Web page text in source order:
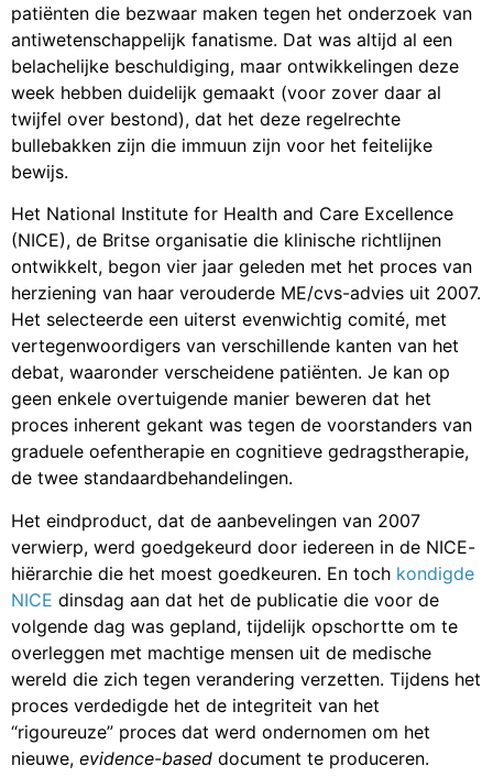
patiënten die bezwaar maken tegen het onderzoek van
antiwetenschappelijk fanatisme. Dat was altijd al een
belachelijke beschuldiging, maar ontwikkelingen deze
week hebben duidelijk gemaakt (voor zover daar al
twijfel over bestond), dat het deze regelrechte
bullebakken zijn die immuun zijn voor het feitelijke
bewijs.
Het National Institute for Health and Care Excellence
(NICE), de Britse organisatie die klinische richtlijnen
ontwikkelt, begon vier jaar geleden met het proces van
herziening van haar verouderde ME/cvs-advies uit 2007.
Het selecteerde een uiterst evenwichtig comité, met
vertegenwoordigers van verschillende kanten van het
debat, waaronder verscheidene patiënten. Je kan op
geen enkele overtuigende manier beweren dat het
proces inherent gekant was tegen de voorstanders van
graduele oefentherapie en cognitieve gedragstherapie,
de twee standaardbehandelingen.
Het eindproduct, dat de aanbevelingen van 2007
verwierp, werd goedgekeurd door iedereen in de NICE-
hiërarchie die het moest goedkeuren. En toch kondigde
NICE dinsdag aan dat het de publicatie die voor de
volgende dag was gepland, tijdelijk opschortte om te
overleggen met machtige mensen uit de medische
wereld die zich tegen verandering verzetten. Tijdens het
proces verdedigde het de integriteit van het
“rigoureuze” proces dat werd ondernomen om het
nieuwe, evidence-based document te produceren.